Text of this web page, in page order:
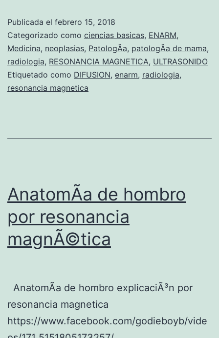
Publicada el febrero 15, 2018
Categorizado como ciencias basicas, ENARM,
Medicina, neoplasias, PatologÃ­a, patologÃ­a de mama,
radiologia, RESONANCIA MAGNETICA, ULTRASONIDO
Etiquetado como DIFUSION, enarm, radiologia,
resonancia magnetica
AnatomÃ­a de hombro
por resonancia
magnÃ©tica
AnatomÃ­a de hombro explicaciÃ³n por
resonancia magnetica
https://www.facebook.com/godieboyb/vide